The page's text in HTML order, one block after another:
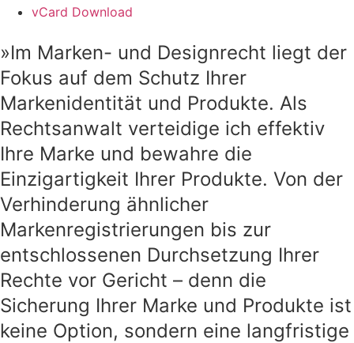
vCard Download
»Im Marken- und Designrecht liegt der
Fokus auf dem Schutz Ihrer
Markenidentität und Produkte. Als
Rechtsanwalt verteidige ich effektiv
Ihre Marke und bewahre die
Einzigartigkeit Ihrer Produkte. Von der
Verhinderung ähnlicher
Markenregistrierungen bis zur
entschlossenen Durchsetzung Ihrer
Rechte vor Gericht – denn die
Sicherung Ihrer Marke und Produkte ist
keine Option, sondern eine langfristige